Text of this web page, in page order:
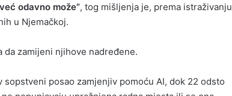
odavno može”, tog mišljenja je, prema istraživanju
u Njemačkoj.
da zamijeni njihove nadređene.
posao zamjenjiv pomoću AI, dok 22 odsto